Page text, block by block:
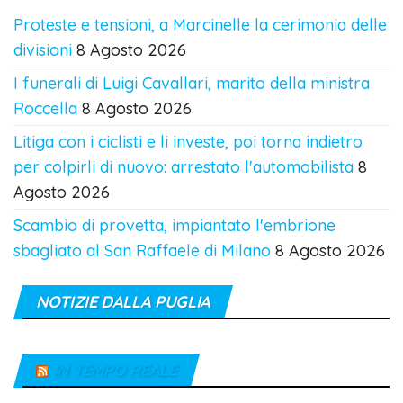
Proteste e tensioni, a Marcinelle la cerimonia delle
divisioni 8 Agosto 2026
I funerali di Luigi Cavallari, marito della ministra
Roccella 8 Agosto 2026
Litiga con i ciclisti e li investe, poi torna indietro
per colpirli di nuovo: arrestato l'automobilista 8
Agosto 2026
Scambio di provetta, impiantato l'embrione
sbagliato al San Raffaele di Milano 8 Agosto 2026
NOTIZIE DALLA PUGLIA
IN TEMPO REALE